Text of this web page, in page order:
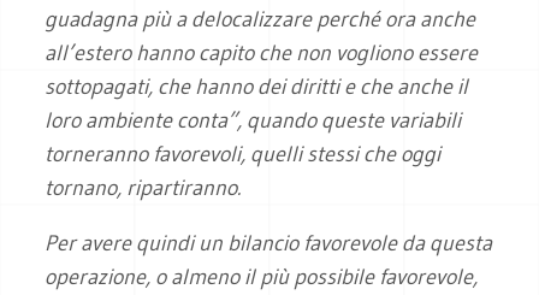
guadagna più a delocalizzare perché ora anche
all’estero hanno capito che non vogliono essere
sottopagati, che hanno dei diritti e che anche il
loro ambiente conta”, quando queste variabili
torneranno favorevoli, quelli stessi che oggi
tornano, ripartiranno.
Per avere quindi un bilancio favorevole da questa
operazione, o almeno il più possibile favorevole,